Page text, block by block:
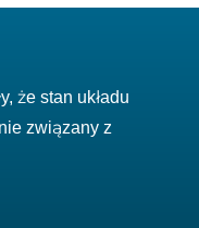
że stan układu
związany z